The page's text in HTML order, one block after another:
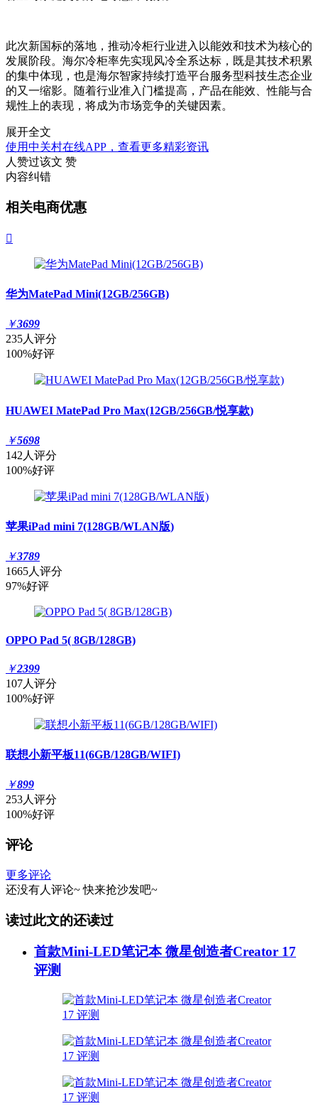
此次新国标的落地，推动冷柜行业进入以能效和技术为核心的
发展阶段。海尔冷柜率先实现风冷全系达标，既是其技术积累
的集中体现，也是海尔智家持续打造平台服务型科技生态企业
的又一缩影。随着行业准入门槛提高，产品在能效、性能与合
规性上的表现，将成为市场竞争的关键因素。
展开全文
使用中关村在线APP，查看更多精彩资讯
人赞过该文 赞
内容纠错
相关电商优惠

华为MatePad Mini(12GB/256GB)
￥3699
235人评分
100%好评
HUAWEI MatePad Pro Max(12GB/256GB/悦享款)
￥5698
142人评分
100%好评
苹果iPad mini 7(128GB/WLAN版)
￥3789
1665人评分
97%好评
OPPO Pad 5( 8GB/128GB)
￥2399
107人评分
100%好评
联想小新平板11(6GB/128GB/WIFI)
￥899
253人评分
100%好评
评论
更多评论
还没有人评论~ 快来抢沙发吧~
读过此文的还读过
首款Mini-LED笔记本 微星创造者Creator 17
评测